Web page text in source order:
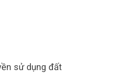
sử dụng đất